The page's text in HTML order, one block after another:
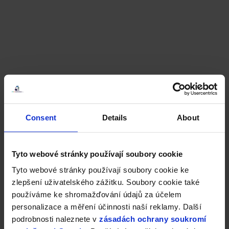
Consent Details About
Tyto webové stránky používají soubory cookie
Tyto webové stránky používají soubory cookie ke
zlepšení uživatelského zážitku. Soubory cookie také
používáme ke shromažďování údajů za účelem
personalizace a měření účinnosti naší reklamy. Další
podrobnosti naleznete v zásadách ochrany soukromí